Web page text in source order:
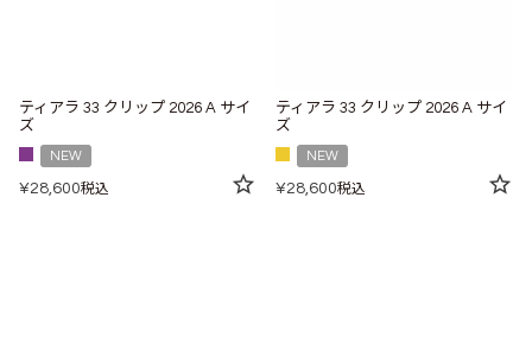
ティアラ 33 クリップ 2026 A サイ
ズ
NEW
¥28,600税込
ティアラ 33 クリップ 2026 A サイ
ズ
NEW
¥28,600税込